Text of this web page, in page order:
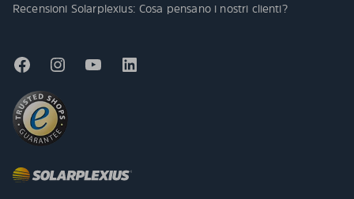
Recensioni Solarplexius: Cosa pensano i nostri clienti?